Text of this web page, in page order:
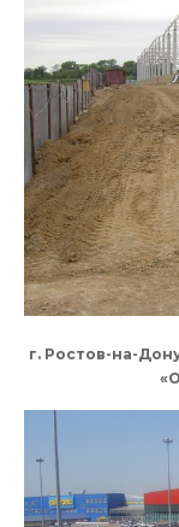
г. Ростов-на-